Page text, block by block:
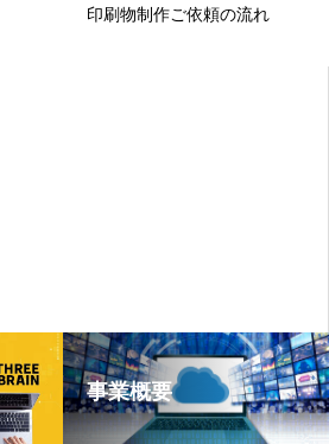
印刷物制作ご依頼の流れ
事業概要